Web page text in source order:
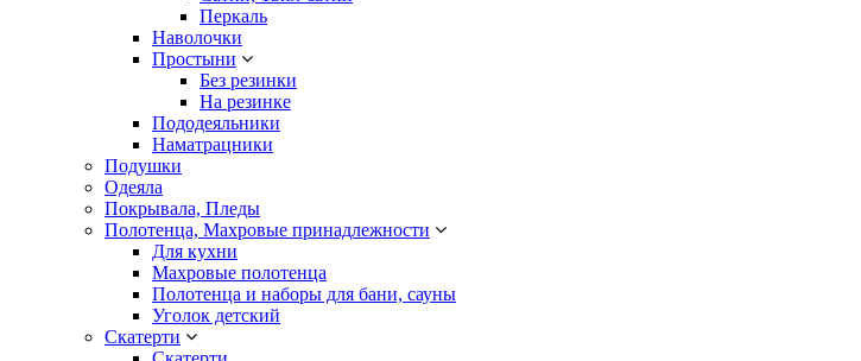
Перкаль
Наволочки
Простыни
Без резинки
На резинке
Пододеяльники
Наматрацники
Подушки
Одеяла
Покрывала, Пледы
Полотенца, Махровые принадлежности
Для кухни
Махровые полотенца
Полотенца и наборы для бани, сауны
Уголок детский
Скатерти